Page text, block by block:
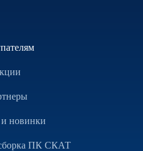
новинки
ПК СКАТ